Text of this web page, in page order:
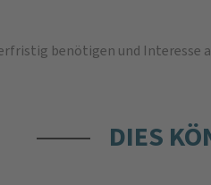
benötigen und Interesse
DIES